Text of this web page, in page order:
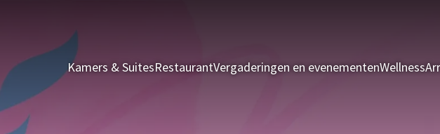
Kamers & SuitesRestaurantVergaderingen en evenementenWellness